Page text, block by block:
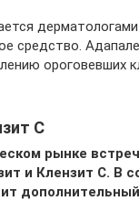
средство.
ороговевших
С
рынке
и Клензит С. В